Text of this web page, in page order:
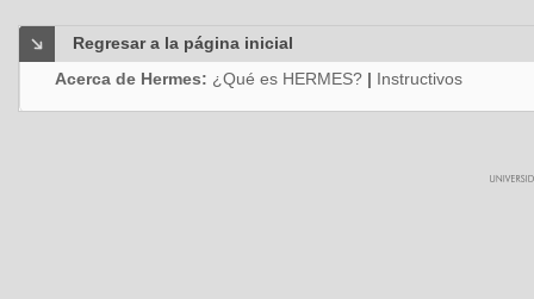
Regresar a la página inicial
Acerca de Hermes: ¿Qué es HERMES? | Instructivos